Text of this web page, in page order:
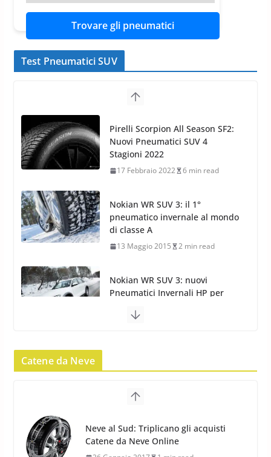
Trovare gli pneumatici
Test Pneumatici SUV
Pirelli Scorpion All Season SF2:
Stagioni 2022
Nokian WR SUV 3: il 1°
pneumatico invernale al mondo
di classe A
Nokian WR SUV 3: nuovi
Pneumatici Invernali HP per
condizioni invernali difficili
Yokohama Geolandar G073: nuovi pneumatici
Pneumatici Invernali SUV 2022
17 Febbraio 2022
Catene da Neve
Neve al Sud: Triplicano gli acquisti
26 Gennaio 2017
Catene da Neve Arexons Easy
Chains Plus